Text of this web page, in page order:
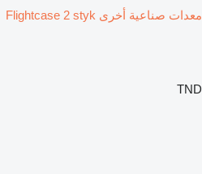
معدات صناعية أخرى Flightcase 2 styk